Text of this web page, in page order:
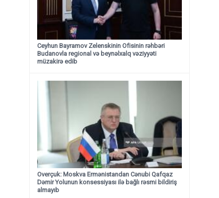
Ceyhun Bayramov Zelenskinin Ofisinin rəhbəri
Budanovla regional və beynəlxalq vəziyyəti
müzakirə edib
Overçuk: Moskva Ermənistandan Cənubi Qafqaz
Dəmir Yolunun konsessiyası ilə bağlı rəsmi bildiriş
almayıb